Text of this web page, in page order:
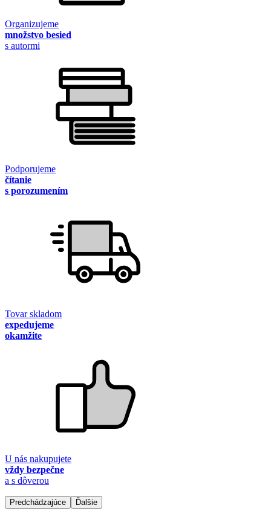
Organizujeme
množstvo besied
s autormi
Podporujeme
čítanie
s porozumením
Tovar skladom
expedujeme
okamžite
U nás nakupujete
vždy bezpečne
a s dôverou
Predchádzajúce Ďalšie